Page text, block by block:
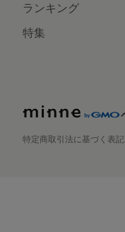
ランキング
特集
特定商取引法に基づく表記